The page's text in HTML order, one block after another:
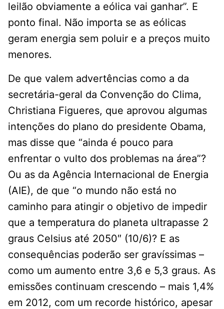
leilão obviamente a eólica vai ganhar”. E
ponto final. Não importa se as eólicas
geram energia sem poluir e a preços muito
menores.
De que valem advertências como a da
secretária-geral da Convenção do Clima,
Christiana Figueres, que aprovou algumas
intenções do plano do presidente Obama,
mas disse que “ainda é pouco para
enfrentar o vulto dos problemas na área”?
Ou as da Agência Internacional de Energia
(AIE), de que “o mundo não está no
caminho para atingir o objetivo de impedir
que a temperatura do planeta ultrapasse 2
graus Celsius até 2050″ (10/6)? E as
consequências poderão ser gravíssimas –
como um aumento entre 3,6 e 5,3 graus. As
emissões continuam crescendo – mais 1,4%
em 2012, com um recorde histórico, apesar